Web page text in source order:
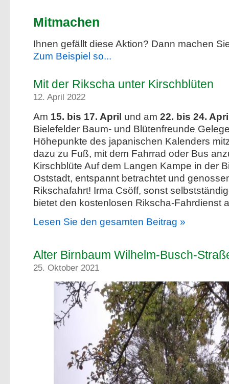
Mitmachen
Ihnen gefällt diese Aktion? Dann machen
Zum Beispiel so...
Mit der Rikscha unter Kirschblüten
12. April 2022
Am 15. bis 17. April und am 22. bis 24.
Bielefelder Baum- und Blütenfreunde
Höhepunkte des japanischen Kalenders
dazu zu Fuß, mit dem Fahrrad oder Bus
Kirschblüte Auf dem Langen Kampe in der
Oststadt, entspannt betrachtet und
Rikschafahrt! Irma Csöff, sonst
bietet den kostenlosen Rikscha-Fahrdienst
Lesen Sie den gesamten Beitrag »
Alter Birnbaum Wilhelm-Busch-
25. Oktober 2021